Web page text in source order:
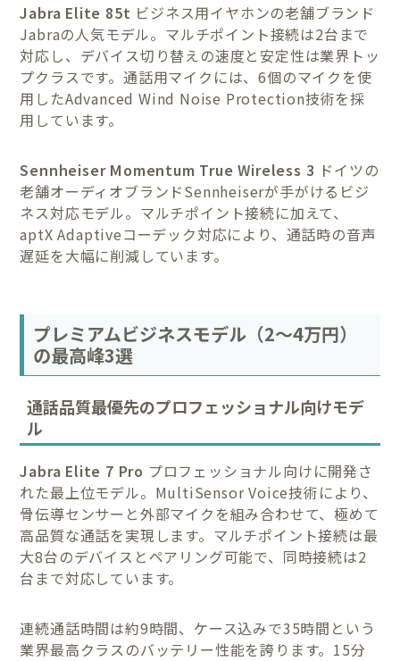
Jabra Elite 85t ビジネス用イヤホンの老舗ブランド
Jabraの人気モデル。マルチポイント接続は2台まで
対応し、デバイス切り替えの速度と安定性は業界トッ
プクラスです。通話用マイクには、6個のマイクを使
用したAdvanced Wind Noise Protection技術を採
用しています。
Sennheiser Momentum True Wireless 3 ドイツの
老舗オーディオブランドSennheiserが手がけるビジ
ネス対応モデル。マルチポイント接続に加えて、
aptX Adaptiveコーデック対応により、通話時の音声
遅延を大幅に削減しています。
プレミアムビジネスモデル（2〜4万円）
の最高峰3選
通話品質最優先のプロフェッショナル向けモデ
ル
Jabra Elite 7 Pro プロフェッショナル向けに開発さ
れた最上位モデル。MultiSensor Voice技術により、
骨伝導センサーと外部マイクを組み合わせて、極めて
高品質な通話を実現します。マルチポイント接続は最
大8台のデバイスとペアリング可能で、同時接続は2
台まで対応しています。
連続通話時間は約9時間、ケース込みで35時間という
業界最高クラスのバッテリー性能を誇ります。15分